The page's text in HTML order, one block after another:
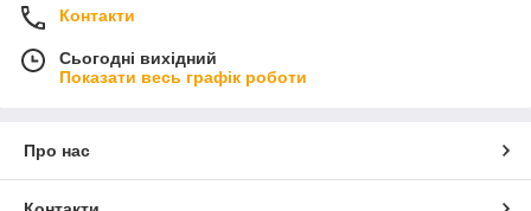
Контакти
Сьогодні вихідний
Показати весь графік роботи
Про нас